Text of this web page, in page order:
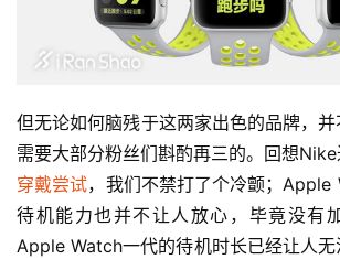
但无论如何脑残于这两家出色的品牌，
需要大部分粉丝们斟酌再三的。回想
穿戴尝试，我们不禁打了个冷颤；Apple
待机能力也并不让人放心，毕竟没有
Apple Watch一代的待机时长已经让人